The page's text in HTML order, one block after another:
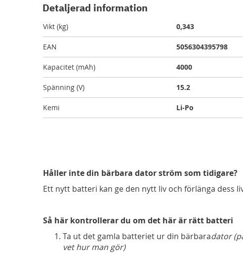
Detaljerad information
Vikt (kg) 0,343
EAN 5056304395798
Kapacitet (mAh) 4000
Spänning (V) 15.2
Kemi Li-Po
Håller inte din bärbara dator ström som tidigare?
Ett nytt batteri kan ge den nytt liv och förlänga dess
Så här kontrollerar du om det här är rätt batteri
Ta ut det gamla batteriet ur din bärbaradator
vet hur man gör)